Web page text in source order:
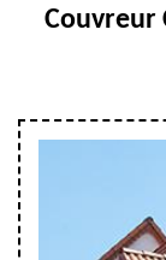
Couvreur